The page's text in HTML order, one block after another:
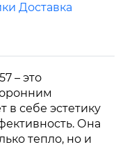
Доставка
– это
в себе эстетику
Она
тепло, но и